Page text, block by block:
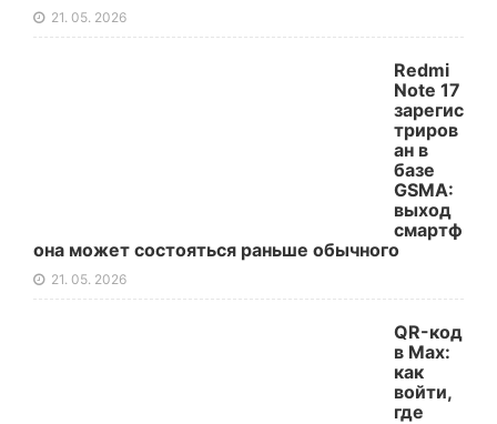
21. 05. 2026
Redmi
Note 17
зарегис
триров
ан в
базе
GSMA:
выход
смартф
она может состояться раньше обычного
21. 05. 2026
QR-код
в Max:
как
войти,
где